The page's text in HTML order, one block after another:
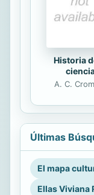
Historia
A. C.
Últimas
El mapa
Ellas Viviana